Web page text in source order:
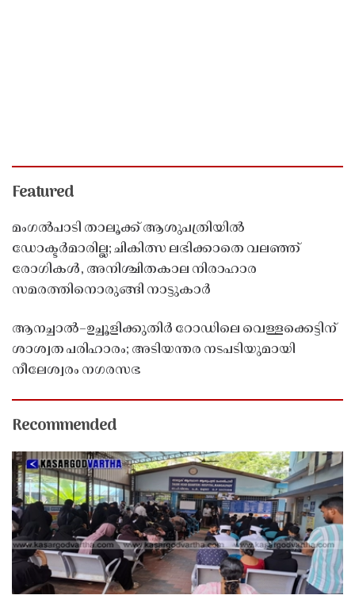
Featured
മംഗൽപാടി താലൂക്ക് ആശുപത്രിയിൽ
ഡോക്ടർമാരില്ല; ചികിത്സ ലഭിക്കാതെ വലഞ്ഞ്
രോഗികൾ, അനിശ്ചിതകാല നിരാഹാര
സമരത്തിനൊരുങ്ങി നാട്ടുകാർ
ആനച്ചാൽ–ഉച്ചൂളിക്കുതിർ റോഡിലെ വെള്ളക്കെട്ടിന്
ശാശ്വത പരിഹാരം; അടിയന്തര നടപടിയുമായി
നീലേശ്വരം നഗരസഭ
Recommended